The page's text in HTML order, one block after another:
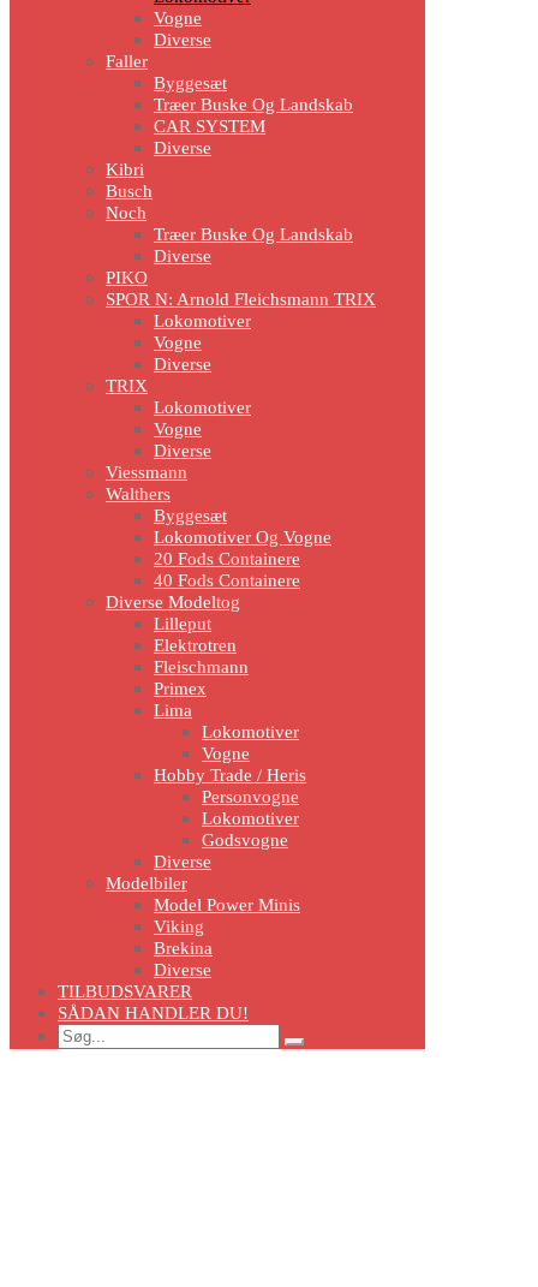
Vogne
Diverse
Faller
Byggesæt
Træer Buske Og Landskab
CAR SYSTEM
Diverse
Kibri
Busch
Noch
Træer Buske Og Landskab
Diverse
PIKO
SPOR N: Arnold Fleichsmann TRIX
Lokomotiver
Vogne
Diverse
TRIX
Lokomotiver
Vogne
Diverse
Viessmann
Walthers
Byggesæt
Lokomotiver Og Vogne
20 Fods Containere
40 Fods Containere
Diverse Modeltog
Lilleput
Elektrotren
Fleischmann
Primex
Lima
Lokomotiver
Vogne
Hobby Trade / Heris
Personvogne
Lokomotiver
Godsvogne
Diverse
Modelbiler
Model Power Minis
Viking
Brekina
Diverse
TILBUDSVARER
SÅDAN HANDLER DU!
Search